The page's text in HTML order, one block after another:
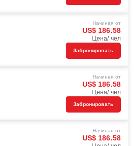
Начиная от
US$ 186.58
Цена/ чел
Забронировать
Начиная от
US$ 186.58
Цена/ чел
Забронировать
Начиная от
US$ 186.58